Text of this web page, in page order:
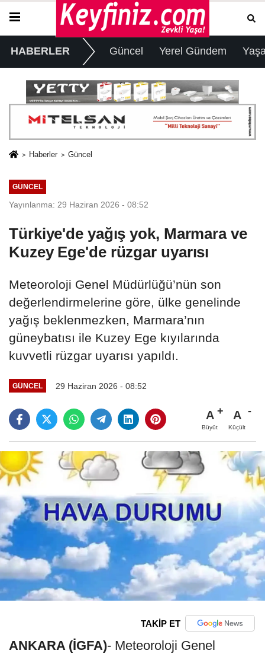
HABERLER Güncel Yerel Gündem
Haberler Güncel
GÜNCEL
Yayınlanma: 29 Haziran 2026 - 08:52
Türkiye'de yağış yok, Marmara ve
Kuzey Ege'de rüzgar uyarısı
Meteoroloji Genel Müdürlüğü’nün son
değerlendirmelerine göre, ülke genelinde
yağış beklenmezken, Marmara’nın
güneybatısı ile Kuzey Ege kıyılarında
kuvvetli rüzgar uyarısı yapıldı.
GÜNCEL 29 Haziran 2026 - 08:52
A
Büyüt
A
Küçült
TAKİP ET
ANKARA (İGFA)- Meteoroloji Genel